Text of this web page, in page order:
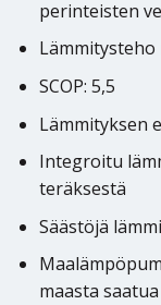
perinteisten
Lämmitysteho
SCOP: 5,5
Lämmityksen
Integroitu
teräksestä
Säästöjä
maasta